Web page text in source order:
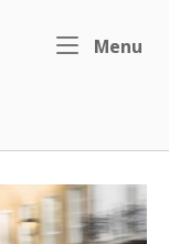
Menu